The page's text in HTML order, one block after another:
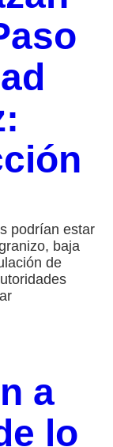
podrían estar
baja
de
a
lo